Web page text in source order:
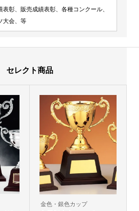
彰、販売成績表彰、各種コンクール、
大会、等
セレクト商品
金色・銀色カップ